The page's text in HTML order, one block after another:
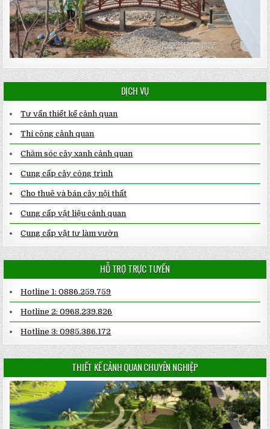
DỊCH VỤ
Tư vấn thiết kế cảnh quan
Thi công cảnh quan
Chăm sóc cây xanh cảnh quan
Cung cấp cây công trình
Cho thuê và bán cây nội thất
Cung cấp vật liệu cảnh quan
Cung cấp vật tư làm vườn
HỖ TRỢ TRỰC TUYẾN
Hotline 1: 0886.259.759
Hotline 2: 0968.239.826
Hotline 3: 0985.386.172
THIẾT KẾ CẢNH QUAN CHUYÊN NGHIỆP